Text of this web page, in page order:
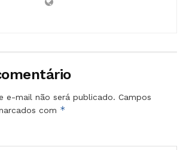
e-mail não será publicado. Campos
com *